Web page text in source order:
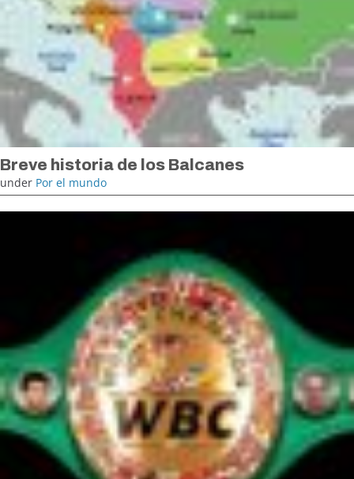
Breve historia de los Balcanes
under Por el mundo